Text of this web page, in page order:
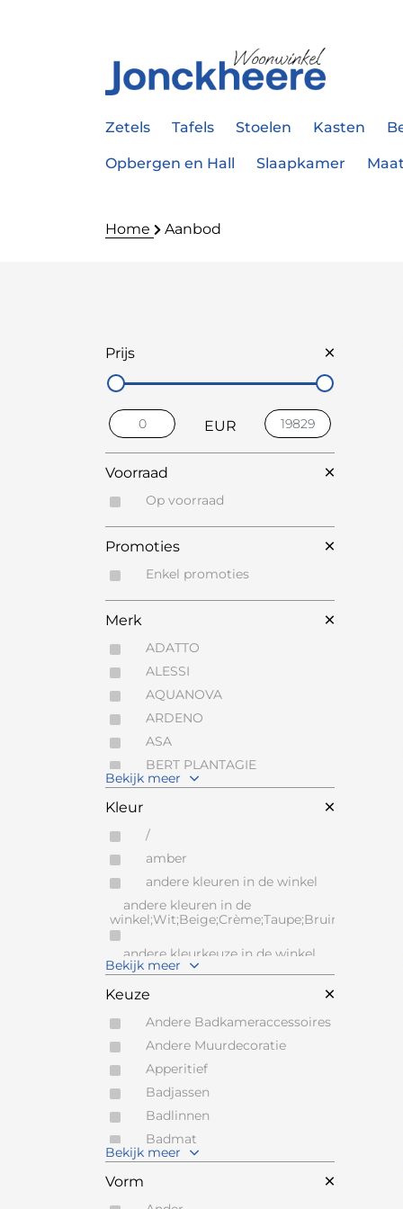
Zetels Tafels Stoelen Kasten
Opbergen en Hall Slaapkamer
Home Aanbod
Prijs
EUR
Voorraad
Op voorraad
Promoties
Enkel promoties
Merk
ADATTO
ALESSI
AQUANOVA
ARDENO
ASA
BERT PLANTAGIE
BOLSIUS
BREE'S NEW WORLD
CAPO D'OPERA
CARTEL LIVING
CERANOVA
COESEL
CONTUR
CREST
DARK AT NIGHT
DE SEDE
DE TOEKOMST
DEKNUDT MIRRORS
DENOLF MICHEL
DESIGNWERK
DIADESI
DORMO
Bekijk meer
Kleur
/
amber
andere kleuren in de winkel
andere kleuren in de
andere kleurkeuze in de winkel
Antraciet
Camel
Caramel
Crème
Bekijk meer
Keuze
Andere Badkameraccessoires
Andere Muurdecoratie
Apperitief
Badjassen
Badlinnen
Badmat
Bedspreien en dekens
Bekijk meer
Vorm